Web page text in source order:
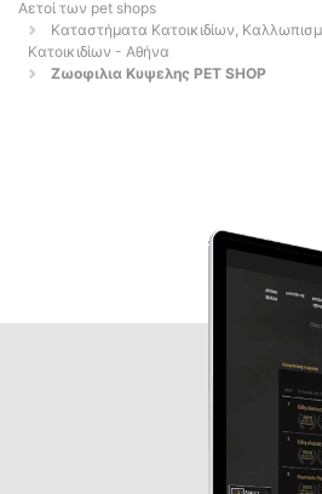
Αετοί των pet shops
Καταστήματα Κατοικιδίων,
Κατοικιδίων - Αθήνα
Ζωοφιλια Κυψελης PET SHOP